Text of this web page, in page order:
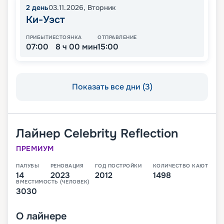
2 день03.11.2026, Вторник
Ки-Уэст
ПРИБЫТИЕ
07:00
СТОЯНКА
8 ч 00 мин
ОТПРАВЛЕНИЕ
15:00
Показать все дни (3)
Лайнер Celebrity Reflection
ПРЕМИУМ
ПАЛУБЫ
14
РЕНОВАЦИЯ
2023
ГОД ПОСТРОЙКИ
2012
КОЛИЧЕСТВО КАЮТ
1498
ВМЕСТИМОСТЬ (ЧЕЛОВЕК)
3030
О лайнере